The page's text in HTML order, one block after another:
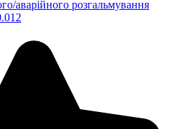
аварійного розгальмування